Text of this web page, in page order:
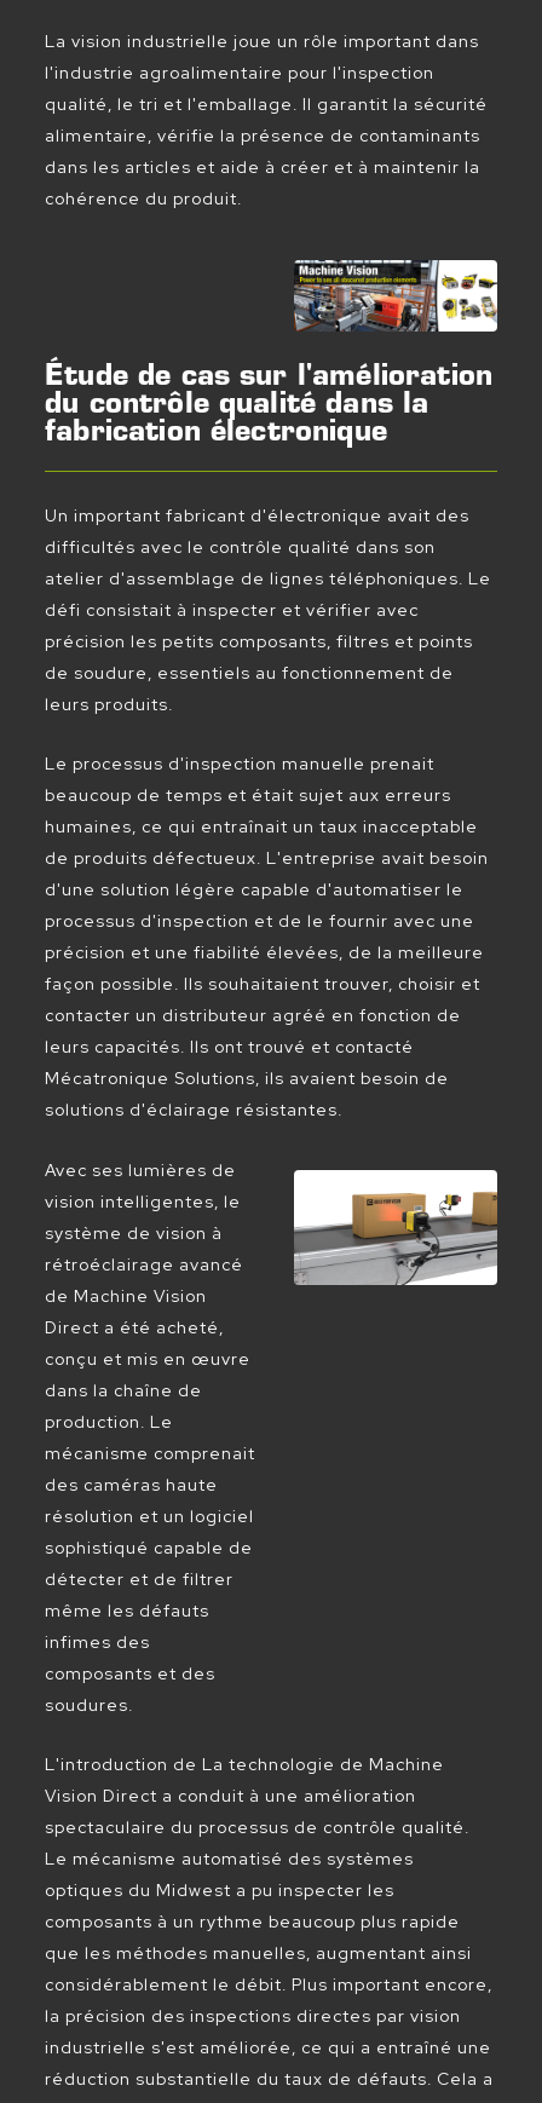
La vision industrielle joue un rôle important dans
l'industrie agroalimentaire pour l'inspection
qualité, le tri et l'emballage. Il garantit la sécurité
alimentaire, vérifie la présence de contaminants
dans les articles et aide à créer et à maintenir la
cohérence du produit.
Étude de cas sur l'amélioration
du contrôle qualité dans la
fabrication électronique
Un important fabricant d'électronique avait des
difficultés avec le contrôle qualité dans son
atelier d'assemblage de lignes téléphoniques. Le
défi consistait à inspecter et vérifier avec
précision les petits composants, filtres et points
de soudure, essentiels au fonctionnement de
leurs produits.
Le processus d'inspection manuelle prenait
beaucoup de temps et était sujet aux erreurs
humaines, ce qui entraînait un taux inacceptable
de produits défectueux. L'entreprise avait besoin
d'une solution légère capable d'automatiser le
processus d'inspection et de le fournir avec une
précision et une fiabilité élevées, de la meilleure
façon possible. Ils souhaitaient trouver, choisir et
contacter un distributeur agréé en fonction de
leurs capacités. Ils ont trouvé et contacté
Mécatronique Solutions, ils avaient besoin de
solutions d'éclairage résistantes.
Avec ses lumières de
vision intelligentes, le
système de vision à
rétroéclairage avancé
de Machine Vision
Direct a été acheté,
conçu et mis en œuvre
dans la chaîne de
production. Le
mécanisme comprenait
des caméras haute
résolution et un logiciel
sophistiqué capable de
détecter et de filtrer
même les défauts
infimes des
composants et des
soudures.
L'introduction de La technologie de Machine
Vision Direct a conduit à une amélioration
spectaculaire du processus de contrôle qualité.
Le mécanisme automatisé des systèmes
optiques du Midwest a pu inspecter les
composants à un rythme beaucoup plus rapide
que les méthodes manuelles, augmentant ainsi
considérablement le débit. Plus important encore,
la précision des inspections directes par vision
industrielle s'est améliorée, ce qui a entraîné une
réduction substantielle du taux de défauts. Cela a